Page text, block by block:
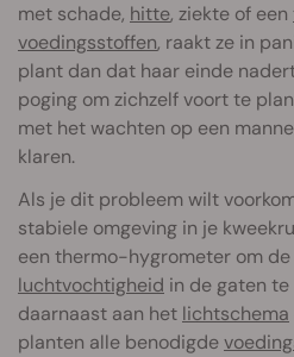
met schade, hitte, ziekte of een
voedingsstoffen, raakt ze in
plant dan dat haar einde
poging om zichzelf voort te
met het wachten op een
klaren.
Als je dit probleem wilt
stabiele omgeving in je
een thermo-hygrometer om de
luchtvochtigheid in de gaten
daarnaast aan het lichtschema
planten alle benodigde